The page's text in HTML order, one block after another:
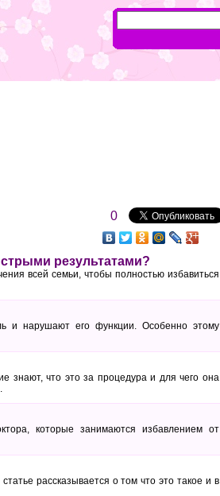
0
результатами?
всей семьи, чтобы полностью избавиться
и нарушают его функции. Особенно этому
знают, что это за процедура и для чего она
которые занимаются избавлением от
рассказывается о том что это такое и в